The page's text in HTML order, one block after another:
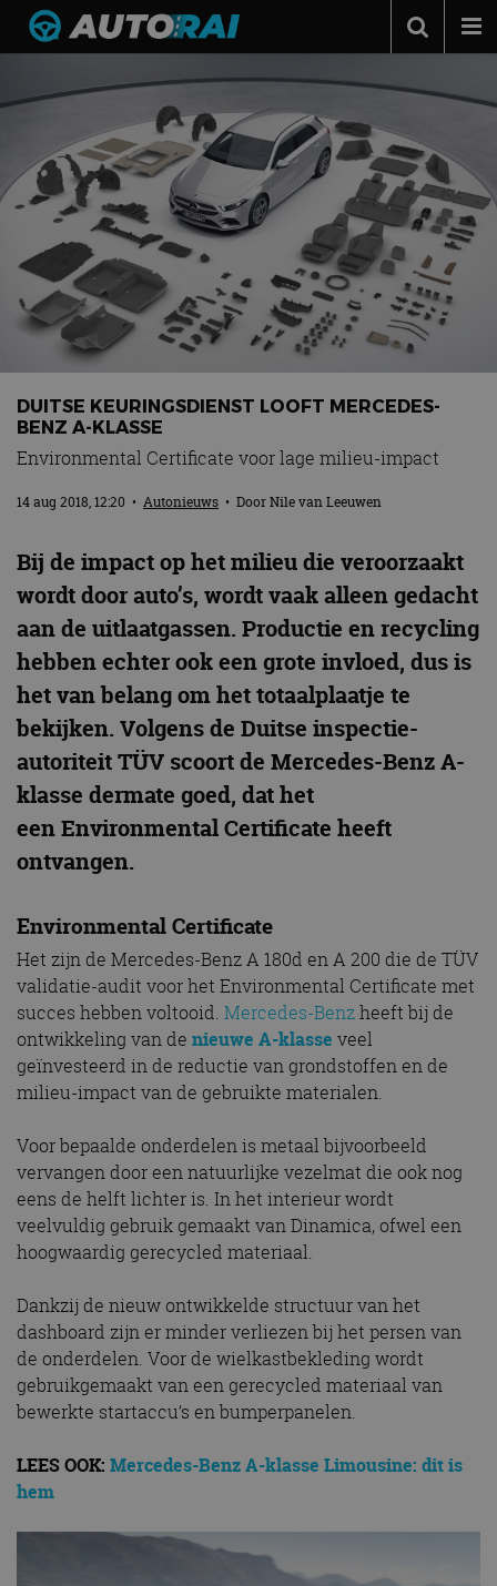
Autotests
Automerken
Adverteren
Contact
MotorRAI.nl
DUITSE KEURINGSDIENST LOOFT MERCEDES-
BENZ A-KLASSE
Environmental Certificate voor lage milieu-impact
14 aug 2018, 12:20 • Autonieuws • DoorNile van Leeuwen
Bij de impact op het milieu die veroorzaakt
wordt door auto’s, wordt vaak alleen gedacht
aan de uitlaatgassen. Productie en recycling
hebben echter ook een grote invloed, dus is
het van belang om het totaalplaatje te
bekijken. Volgens de Duitse inspectie-
autoriteit TÜV scoort de Mercedes-Benz A-
klasse dermate goed, dat het
een Environmental Certificate heeft
ontvangen.
Environmental Certificate
Het zijn de Mercedes-Benz A 180d en A 200 die de TÜV
validatie-audit voor het Environmental Certificate met
succes hebben voltooid. Mercedes-Benzheeft bij de
ontwikkeling van de nieuwe A-klasse veel
geïnvesteerd in de reductie van grondstoffen en de
milieu-impact van de gebruikte materialen.
Voor bepaalde onderdelen is metaal bijvoorbeeld
vervangen door een natuurlijke vezelmat die ook nog
eens de helft lichter is. In het interieur wordt
veelvuldig gebruik gemaakt van Dinamica, ofwel een
hoogwaardig gerecycled materiaal.
Dankzij de nieuw ontwikkelde structuur van het
dashboard zijn er minder verliezen bij het persen van
de onderdelen. Voor de wielkastbekleding wordt
gebruikgemaakt van een gerecycled materiaal van
bewerkte startaccu’s en bumperpanelen.
LEES OOK: Mercedes-Benz A-klasse Limousine: dit is
hem